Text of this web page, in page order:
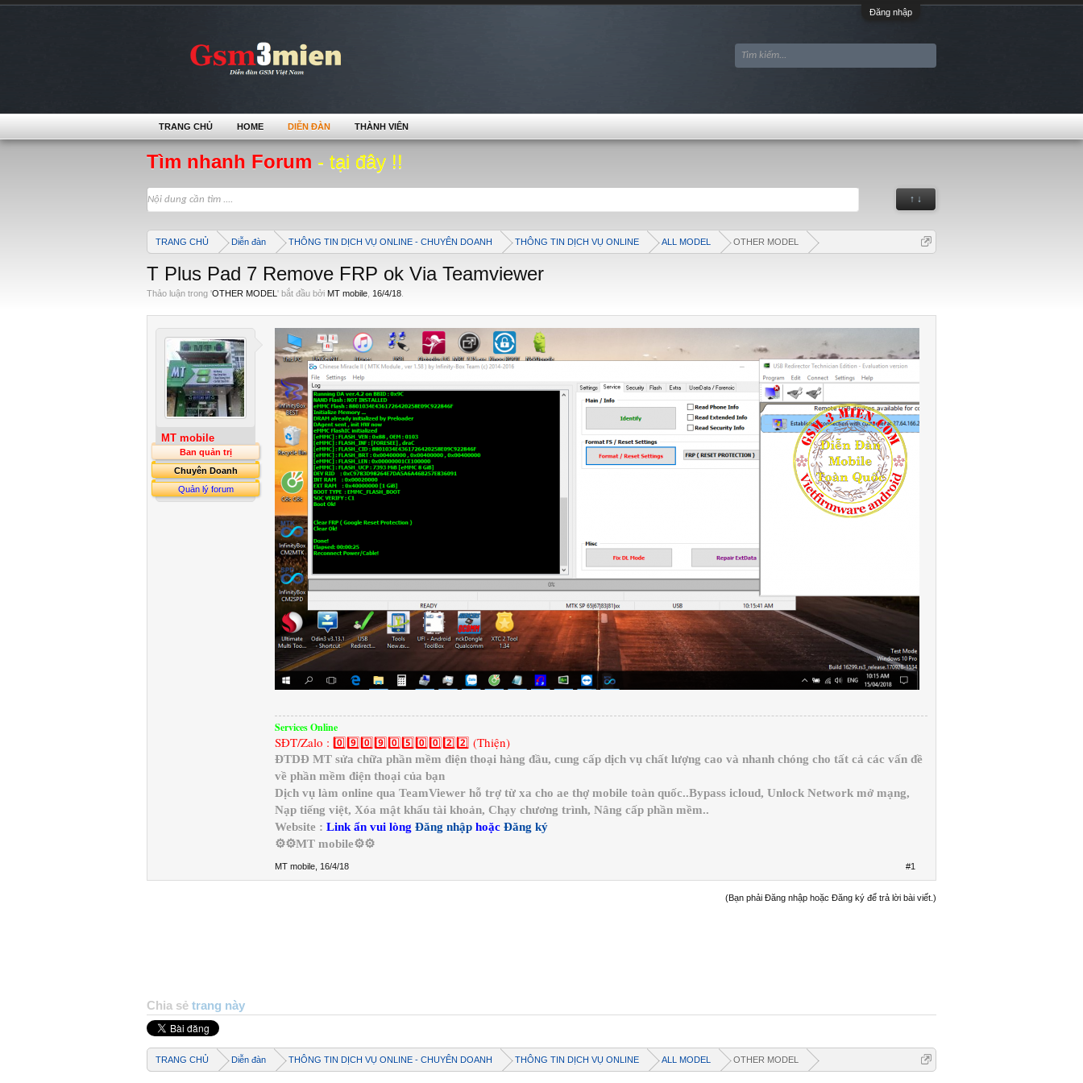
Đăng nhập
Tìm nhanh Forum - tại đây !!
↑ ↓
TRANG CHỦ Diễn đàn THÔNG TIN DỊCH VỤ ONLINE - CHUYÊN DOANH THÔNG TIN DỊCH VỤ ONLINE ALL MODEL OTHER MODEL
T Plus Pad 7 Remove FRP ok Via Teamviewer
Thảo luận trong 'OTHER MODEL ' bắt đầu bởi MT mobile 16/4/18
MT mobile
Ban quản trị
Chuyên Doanh
Quản lý forum
Services Online
SĐT/Zalo : 0️⃣9️⃣0️⃣9️⃣0️⃣5️⃣0️⃣0️⃣2️⃣2️⃣ (Thiện)
ĐTDĐ MT sửa chữa phần mềm điện thoại hàng đầu, cung cấp dịch vụ chất lượng cao và nhanh chóng cho tất cả các vấn đề
về phần mềm điện thoại của bạn
Dịch vụ làm online qua TeamViewer hỗ trợ từ xa cho ae thợ mobile toàn quốc..Bypass icloud, Unlock Network mở mạng,
Nạp tiếng việt, Xóa mật khẩu tài khoản, Chạy chương trình, Nâng cấp phần mềm..
Website : Link ẩn vui lòng Đăng nhập hoặc Đăng ký
⚙️⚙️MT mobile⚙️⚙️
MT mobile 16/4/18 #1
(Bạn phải Đăng nhập hoặc Đăng ký để trả lời bài viết.)
Chia sẻ trang này
TRANG CHỦ Diễn đàn THÔNG TIN DỊCH VỤ ONLINE - CHUYÊN DOANH THÔNG TIN DỊCH VỤ ONLINE ALL MODEL OTHER MODEL
TRANG CHỦ HOME DIỄN ĐÀN THÀNH VIÊN